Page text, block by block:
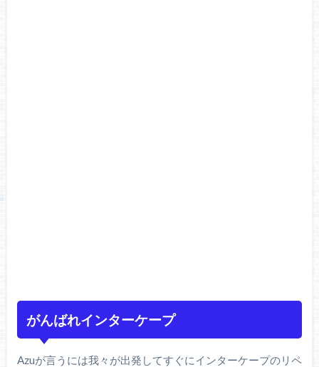
がんばれインターケープ
Azuが言うには我々が出発してすぐにインターケープのリペ